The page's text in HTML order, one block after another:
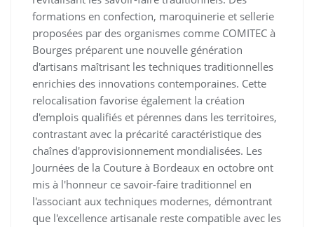
formations en confection, maroquinerie et sellerie
proposées par des organismes comme COMITEC à
Bourges préparent une nouvelle génération
d'artisans maîtrisant les techniques traditionnelles
enrichies des innovations contemporaines. Cette
relocalisation favorise également la création
d'emplois qualifiés et pérennes dans les territoires,
contrastant avec la précarité caractéristique des
chaînes d'approvisionnement mondialisées. Les
Journées de la Couture à Bordeaux en octobre ont
mis à l'honneur ce savoir-faire traditionnel en
l'associant aux techniques modernes, démontrant
que l'excellence artisanale reste compatible avec les